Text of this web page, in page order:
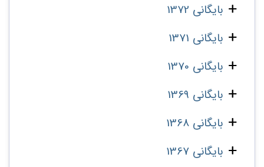
بایگانی 1372
بایگانی 1371
بایگانی 1370
بایگانی 1369
بایگانی 1368
بایگانی 1367